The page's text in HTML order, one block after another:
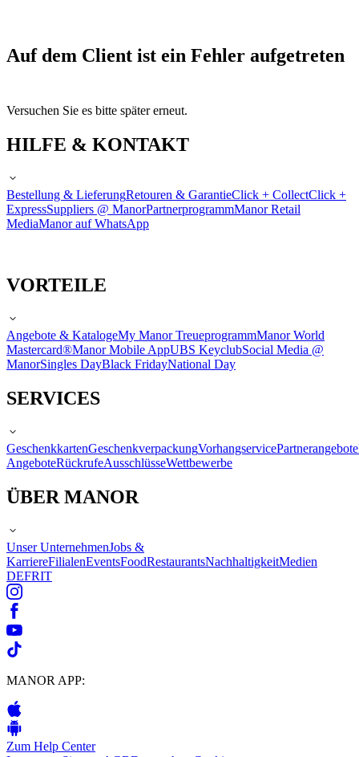
Auf dem Client ist ein Fehler aufgetreten
Versuchen Sie es bitte später erneut.
HILFE & KONTAKT
Bestellung & LieferungRetouren & GarantieClick + CollectClick +
ExpressSuppliers @ ManorPartnerprogrammManor Retail
MediaManor auf WhatsApp
VORTEILE
Angebote & KatalogeMy Manor TreueprogrammManor World
Mastercard®Manor Mobile AppUBS KeyclubSocial Media @
ManorSingles DayBlack FridayNational Day
SERVICES
GeschenkkartenGeschenkverpackungVorhangservicePartnerangebote
AngeboteRückrufeAusschlüsseWettbewerbe
ÜBER MANOR
Unser UnternehmenJobs &
KarriereFilialenEventsFoodRestaurantsNachhaltigkeitMedien
DEFRIT
MANOR APP:
Zum Help Center